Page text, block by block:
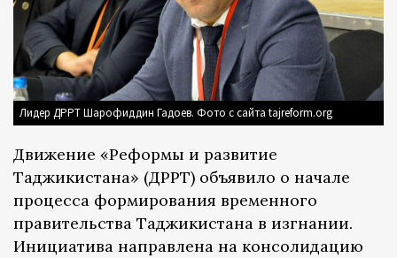
Лидер ДРРТ Шарофиддин Гадоев. Фото с сайта tajreform.org
Движение «Реформы и развитие
Таджикистана» (ДРРТ) объявило о начале
процесса формирования временного
правительства Таджикистана в изгнании.
Инициатива направлена на консолидацию